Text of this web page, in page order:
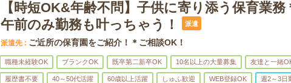
【時短OK&年齢不問】子供に寄り添う保育業務
午前のみ勤務も叶っちゃう！
派遣
派遣先 ご近所の保育園をご紹介！＊ご相談OK！
職種未経験OK ブランクOK 既卒第二新卒OK 10名以上の大量募集 友達と一緒
履歴書不要 40～50代活躍 60歳以上活躍 しゅふ歓迎 WEB登録OK 週2～3日